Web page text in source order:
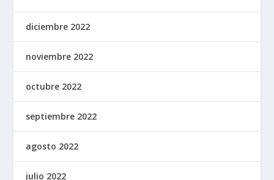
diciembre 2022
noviembre 2022
octubre 2022
septiembre 2022
agosto 2022
julio 2022